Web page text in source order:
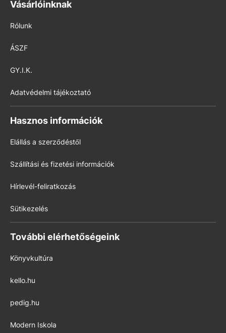
Vásárlóinknak
Rólunk
ÁSZF
GY.I.K.
Adatvédelmi tájékoztató
Hasznos információk
Elállás a szerződéstől
Szállítási és fizetési információk
Hírlevél-feliratkozás
Sütikezelés
További elérhetőségeink
Könyvkultúra
kello.hu
pedig.hu
Modern Iskola